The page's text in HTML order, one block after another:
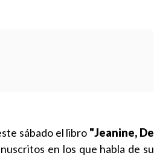
sábado el libro "Jeanine, De
en los que habla de su